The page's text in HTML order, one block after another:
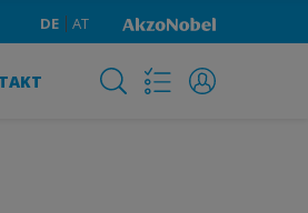
DE AT